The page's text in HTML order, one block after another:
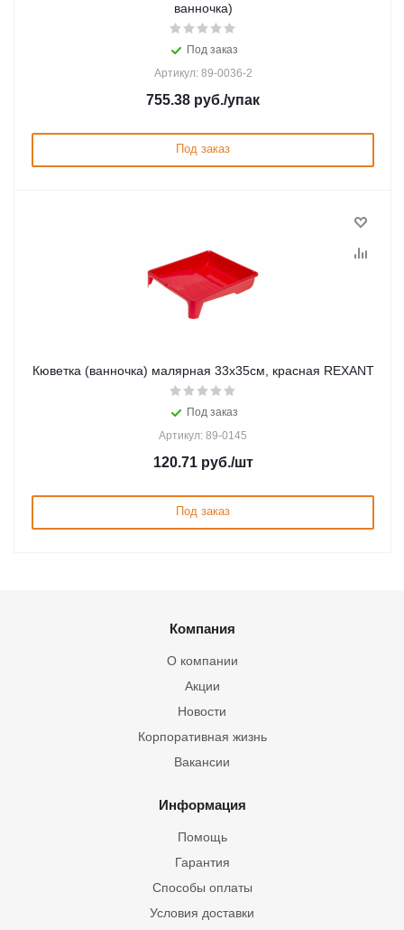
ванночка)
Под заказ
Артикул: 89-0036-2
755.38 руб./упак
Под заказ
Кюветка (ванночка) малярная 33x35см, красная REXANT
Под заказ
Артикул: 89-0145
120.71руб./шт
Под заказ
Компания
О компании
Акции
Новости
Корпоративная жизнь
Вакансии
Информация
Помощь
Гарантия
Способы оплаты
Условия доставки